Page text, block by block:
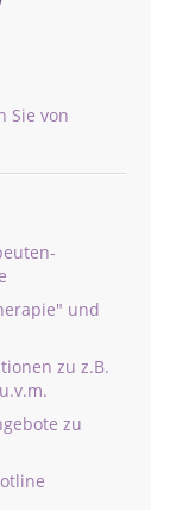
Sie von
und
zu z.B.
zu